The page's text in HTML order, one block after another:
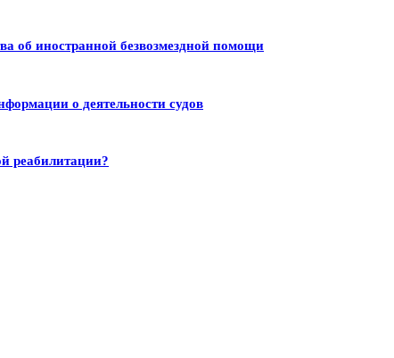
об иностранной безвозмездной помощи
о деятельности судов
реабилитации?